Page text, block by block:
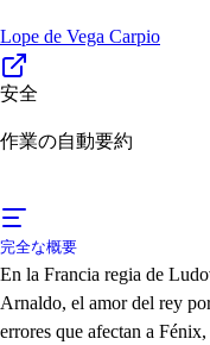
Lope de Vega Carpio
安全
作業の自動要約
完全な概要
En la Francia regia de
Arnaldo, el amor del rey
errores que afectan a